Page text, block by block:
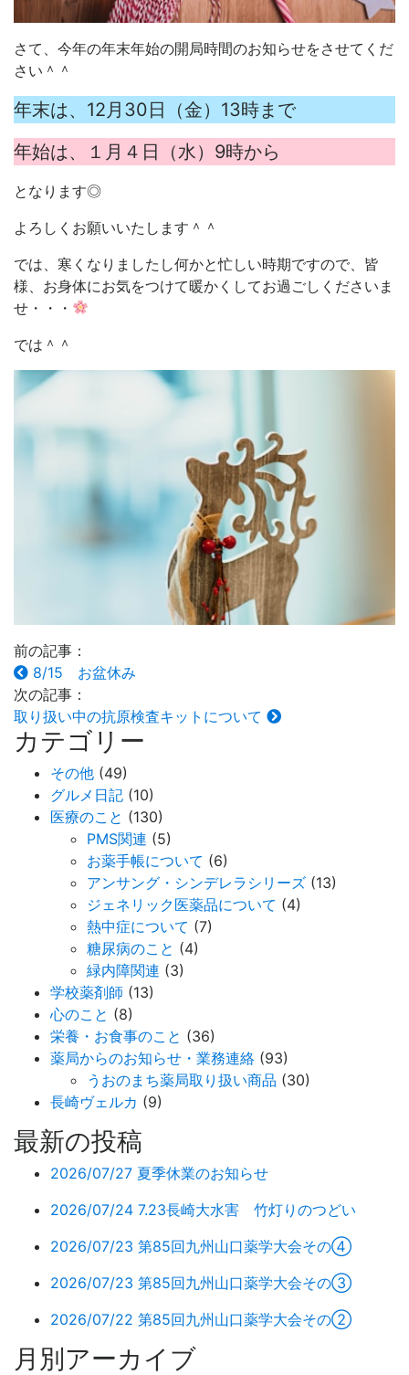
さて、今年の年末年始の開局時間のお知らせをさせてくだ
さい＾＾
年末は、12月30日（金）13時まで
年始は、１月４日（水）9時から
となります◎
よろしくお願いいたします＾＾
では、寒くなりましたし何かと忙しい時期ですので、皆
様、お身体にお気をつけて暖かくしてお過ごしくださいま
せ・・・
では＾＾
前の記事：
8/15 お盆休み
次の記事：
取り扱い中の抗原検査キットについて
カテゴリー
その他 (49)
グルメ日記 (10)
医療のこと (130)
PMS関連 (5)
お薬手帳について (6)
アンサング・シンデレラシリーズ (13)
ジェネリック医薬品について (4)
熱中症について (7)
糖尿病のこと (4)
緑内障関連 (3)
学校薬剤師 (13)
心のこと (8)
栄養・お食事のこと (36)
薬局からのお知らせ・業務連絡 (93)
うおのまち薬局取り扱い商品 (30)
長崎ヴェルカ (9)
最新の投稿
2026/07/27 夏季休業のお知らせ
2026/07/24 7.23長崎大水害 竹灯りのつどい
2026/07/23 第85回九州山口薬学大会その④
2026/07/23 第85回九州山口薬学大会その③
2026/07/22 第85回九州山口薬学大会その②
月別アーカイブ